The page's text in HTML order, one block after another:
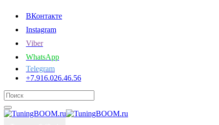
ВКонтакте
Instagram
Viber
WhatsApp
Telegram
+7.916.026.46.56